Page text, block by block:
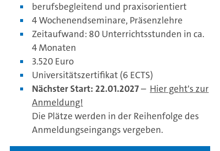
berufsbegleitend und praxisorientiert
4 Wochenendseminare, Präsenzlehre
Zeitaufwand: 80 Unterrichtsstunden in ca.
4 Monaten
3.520 Euro
Universitätszertifikat (6 ECTS)
Nächster Start: 22.01.2027– Hier geht's zur
Anmeldung!
Die Plätze werden in der Reihenfolge des
Anmeldungseingangs vergeben.